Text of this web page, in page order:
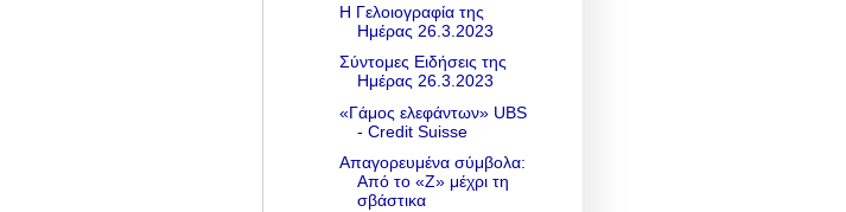
Η Γελοιογραφία της
Ημέρας 26.3.2023
Σύντομες Ειδήσεις της
Ημέρας 26.3.2023
«Γάμος ελεφάντων» UBS
- Credit Suisse
Απαγορευμένα σύμβολα:
Από το «Z» μέχρι τη
σβάστικα